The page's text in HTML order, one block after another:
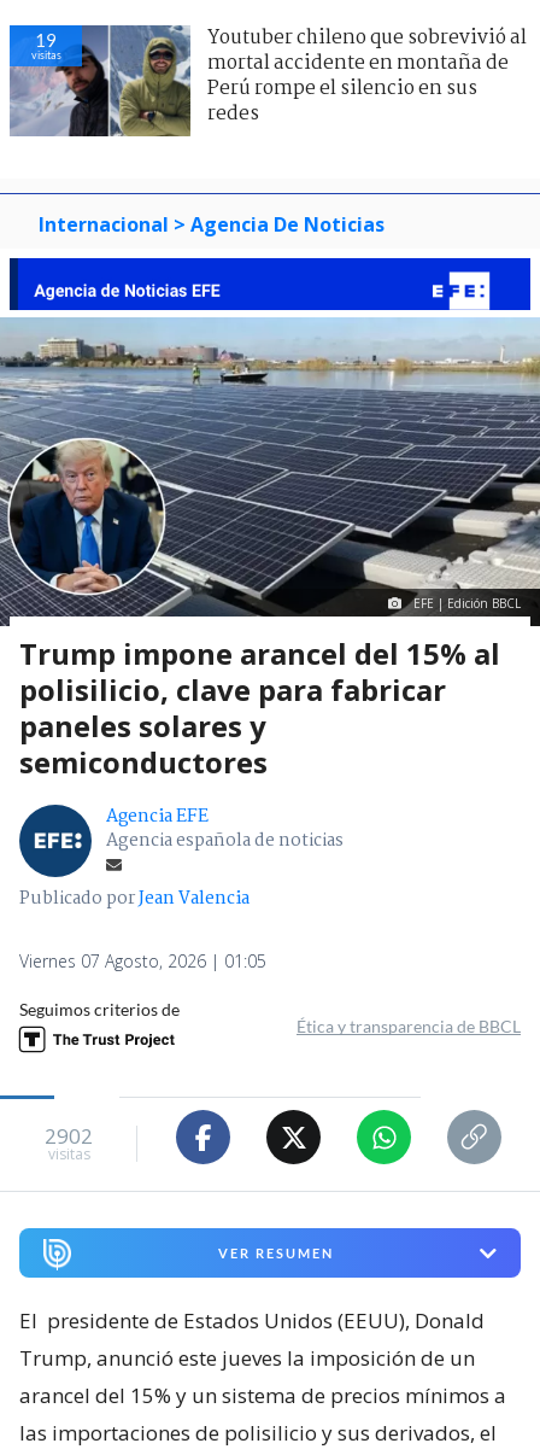
19
visitas
Youtuber chileno que sobrevivió al
mortal accidente en montaña de
Perú rompe el silencio en sus
redes
Internacional > Agencia De Noticias
EFE | Edición BBCL
Trump impone arancel del 15% al
polisilicio, clave para fabricar
paneles solares y
semiconductores
Agencia EFE
Agencia española de noticias
Publicado porJean Valencia
Viernes 07 Agosto, 2026 | 01:05
Seguimos criterios de
Ética y transparencia de BBCL
2902
visitas
VER RESUMEN
El presidente de Estados Unidos (EEUU), Donald
Trump, anunció este jueves la imposición de un
arancel del 15% y un sistema de precios mínimos a
las importaciones de polisilicio y sus derivados, el